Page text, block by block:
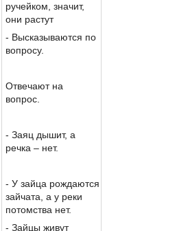
ручейком, значит,
они растут
- Высказываются по
вопросу.
Отвечают на
вопрос.
- Заяц дышит, а
речка – нет.
- У зайца рождаются
зайчата, а у реки
потомства нет.
- Зайцы живут